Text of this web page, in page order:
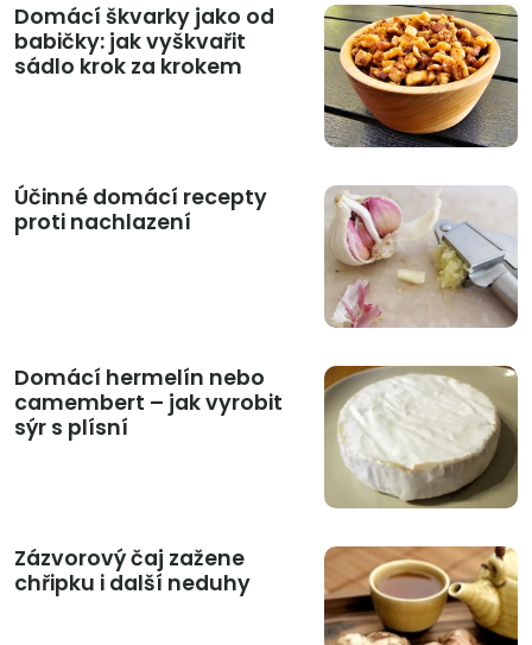
Domácí škvarky jako od
babičky: jak vyškvařit
sádlo krok za krokem
Účinné domácí recepty
proti nachlazení
Domácí hermelín nebo
camembert – jak vyrobit
sýr s plísní
Zázvorový čaj zažene
chřipku i další neduhy